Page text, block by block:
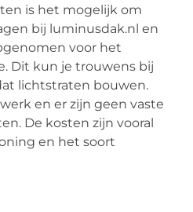
is het mogelijk om
bij luminusdak.nl en
voor het
Dit kun je trouwens bij
lichtstraten bouwen.
en er zijn geen vaste
De kosten zijn vooral
en het soort